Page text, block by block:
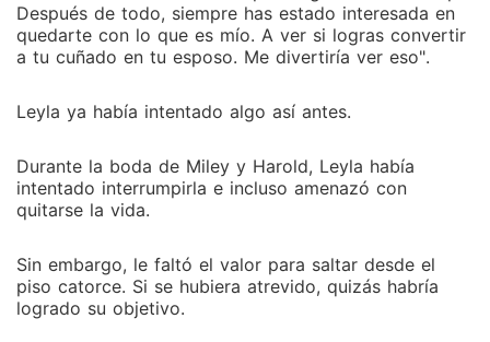
Después de todo, siempre has estado interesada en
quedarte con lo que es mío. A ver si logras convertir
a tu cuñado en tu esposo. Me divertiría ver eso".
Leyla ya había intentado algo así antes.
Durante la boda de Miley y Harold, Leyla había
intentado interrumpirla e incluso amenazó con
quitarse la vida.
Sin embargo, le faltó el valor para saltar desde el
piso catorce. Si se hubiera atrevido, quizás habría
logrado su objetivo.